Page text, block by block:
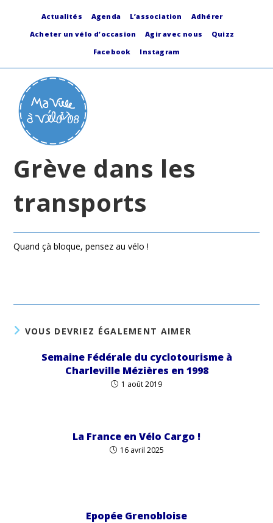
Actualités Agenda L’association
Adhérer
Acheter un vélo d’occasion
Agir avec nous
Quizz
Facebook
Instagram
Grève dans les
transports
Quand çà bloque, pensez au vélo !
VOUS DEVRIEZ ÉGALEMENT AIMER
Semaine Fédérale du cyclotourisme à
Charleville Mézières en 1998
1 août 2019
La France en Vélo Cargo !
16 avril 2025
Epopée Grenobloise